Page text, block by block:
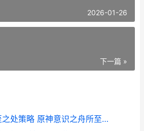
2026-01-26
下一篇 »
原神意识之舟所至之处策略 原神意识之舟所至之处任务怎么完成